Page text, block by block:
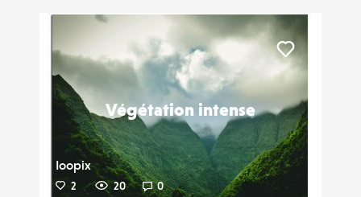
Végétation intense
Ioopix
2 20 0